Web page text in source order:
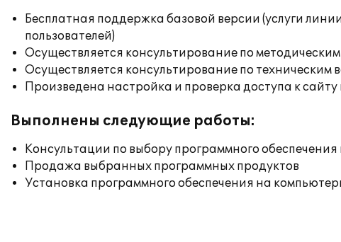
Бесплатная поддержка базовой версии (услуги
пользователей)
Осуществляется консультирование по
Осуществляется консультирование по
Произведена настройка и проверка доступа к сайту
Выполнены следующие работы:
Консультации по выбору программного
Продажа выбранных программных продуктов
Установка программного обеспечения на